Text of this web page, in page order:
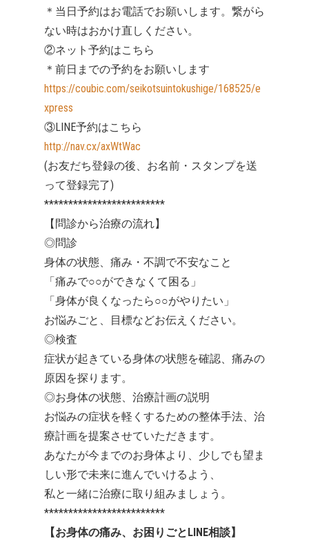
＊当日予約はお電話でお願いします。繋がら
ない時はおかけ直しください。
②ネット予約はこちら
＊前日までの予約をお願いします
https://coubic.com/seikotsuintokushige/168525/e
xpress
③LINE予約はこちら
http://nav.cx/axWtWac
(お友だち登録の後、お名前・スタンプを送
って登録完了)
*************************
【問診から治療の流れ】
◎問診
身体の状態、痛み・不調で不安なこと
「痛みで○○ができなくて困る」
「身体が良くなったら○○がやりたい」
お悩みごと、目標などお伝えください。
◎検査
症状が起きている身体の状態を確認、痛みの
原因を探ります。
◎お身体の状態、治療計画の説明
お悩みの症状を軽くするための整体手法、治
療計画を提案させていただきます。
あなたが今までのお身体より、少しでも望ま
しい形で未来に進んでいけるよう、
私と一緒に治療に取り組みましょう。
*************************
【お身体の痛み、お困りごとLINE相談】